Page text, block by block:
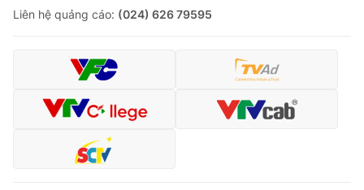
Liên hệ quảng cáo: (024) 626 79595